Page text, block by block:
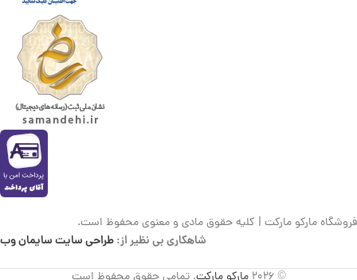
فروشگاه مارکو مارکت | کلیه حقوق مادی و معنوی محفوظ است.
شاهکاری بی نظیر از:طراحی سایت سایمان وب